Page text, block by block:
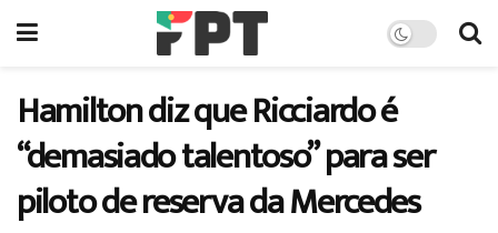
Hamilton diz que Ricciardo é
“demasiado talentoso” para ser
piloto de reserva da Mercedes